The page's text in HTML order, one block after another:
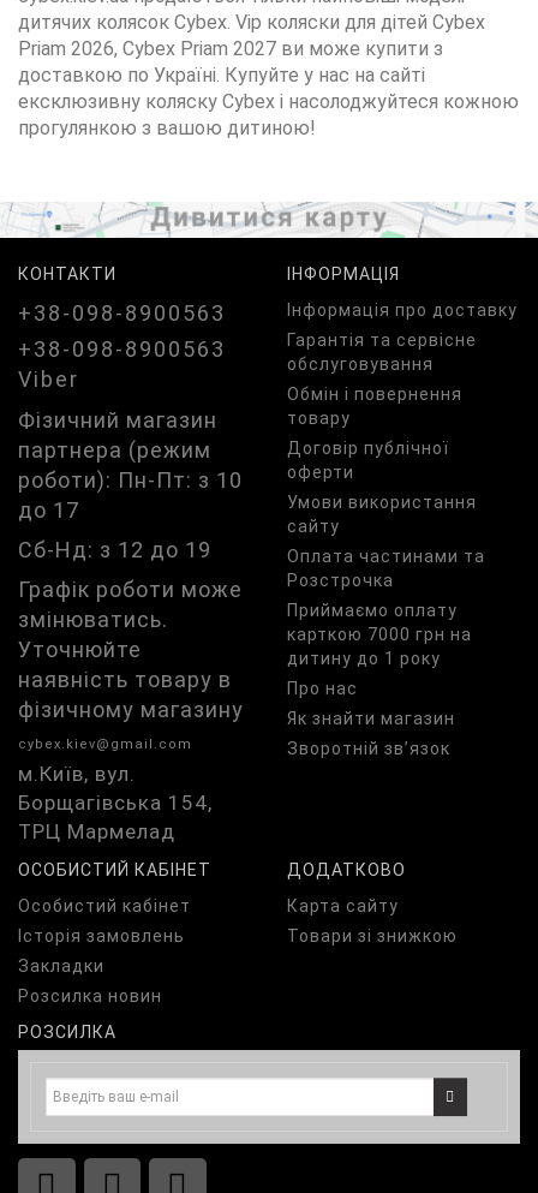
дитячих колясок Cybex. Vip коляски для дітей Cybex
Priam 2026, Cybex Priam 2027 ви може купити з
доставкою по Україні. Купуйте у нас на сайті
ексклюзивну коляску Cybex і насолоджуйтеся кожною
прогулянкою з вашою дитиною!
КОНТАКТИ
+38-098-8900563
+38-098-8900563
Viber
Фізичний магазин
партнера (режим
роботи): Пн-Пт: з 10
до 17
Сб-Нд: з 12 до 19
Графік роботи може
змінюватись.
Уточнюйте
наявність товару в
фізичному магазину
cybex.kiev@gmail.com
м.Київ, вул.
Борщагівська 154,
ТРЦ Мармелад
ІНФОРМАЦІЯ
Iнформація про доставку
Гарантія та сервісне
обслуговування
Обмін і повернення
товару
Договір публічної
оферти
Умови використання
сайту
Оплата частинами та
Розстрочка
Приймаємо оплату
карткою 7000 грн на
дитину до 1 року
Про нас
Як знайти магазин
Зворотній зв’язок
ОСОБИСТИЙ КАБІНЕТ
Особистий кабінет
Історія замовлень
Закладки
Розсилка новин
ДОДАТКОВО
Карта сайту
Товари зі знижкою
РОЗСИЛКА